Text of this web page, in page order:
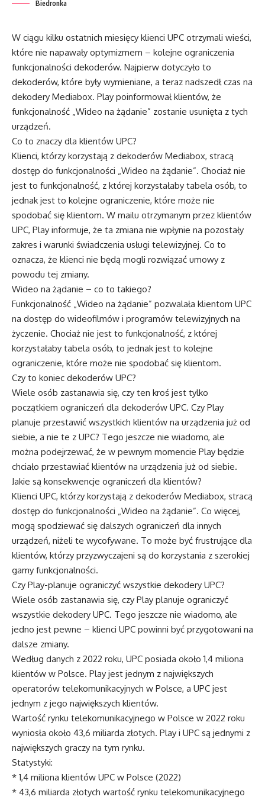
Biedronka
W ciągu kilku ostatnich miesięcy klienci UPC otrzymali wieści,
które nie napawały optymizmem – kolejne ograniczenia
funkcjonalności dekoderów. Najpierw dotyczyło to
dekoderów, które były wymieniane, a teraz nadszedł czas na
dekodery Mediabox. Play poinformował klientów, że
funkcjonalność „Wideo na żądanie” zostanie usunięta z tych
urządzeń.
Co to znaczy dla klientów UPC?
Klienci, którzy korzystają z dekoderów Mediabox, stracą
dostęp do funkcjonalności „Wideo na żądanie”. Chociaż nie
jest to funkcjonalność, z której korzystałaby tabela osób, to
jednak jest to kolejne ograniczenie, które może nie
spodobać się klientom. W mailu otrzymanym przez klientów
UPC, Play informuje, że ta zmiana nie wpłynie na pozostały
zakres i warunki świadczenia usługi telewizyjnej. Co to
oznacza, że klienci nie będą mogli rozwiązać umowy z
powodu tej zmiany.
Wideo na żądanie – co to takiego?
Funkcjonalność „Wideo na żądanie” pozwalała klientom UPC
na dostęp do wideofilmów i programów telewizyjnych na
życzenie. Chociaż nie jest to funkcjonalność, z której
korzystałaby tabela osób, to jednak jest to kolejne
ograniczenie, które może nie spodobać się klientom.
Czy to koniec dekoderów UPC?
Wiele osób zastanawia się, czy ten kroś jest tylko
początkiem ograniczeń dla dekoderów UPC. Czy Play
planuje przestawić wszystkich klientów na urządzenia już od
siebie, a nie te z UPC? Tego jeszcze nie wiadomo, ale
można podejrzewać, że w pewnym momencie Play będzie
chciało przestawiać klientów na urządzenia już od siebie.
Jakie są konsekwencje ograniczeń dla klientów?
Klienci UPC, którzy korzystają z dekoderów Mediabox, stracą
dostęp do funkcjonalności „Wideo na żądanie”. Co więcej,
mogą spodziewać się dalszych ograniczeń dla innych
urządzeń, niżeli te wycofywane. To może być frustrujące dla
klientów, którzy przyzwyczajeni są do korzystania z szerokiej
gamy funkcjonalności.
Czy Play-planuje ograniczyć wszystkie dekodery UPC?
Wiele osób zastanawia się, czy Play planuje ograniczyć
wszystkie dekodery UPC. Tego jeszcze nie wiadomo, ale
jedno jest pewne – klienci UPC powinni być przygotowani na
dalsze zmiany.
Według danych z 2022 roku, UPC posiada około 1,4 miliona
klientów w Polsce. Play jest jednym z największych
operatorów telekomunikacyjnych w Polsce, a UPC jest
jednym z jego największych klientów.
Wartość rynku telekomunikacyjnego w Polsce w 2022 roku
wyniosła około 43,6 miliarda złotych. Play i UPC są jednymi z
największych graczy na tym rynku.
Statystyki:
* 1,4 miliona klientów UPC w Polsce (2022)
* 43,6 miliarda złotych wartość rynku telekomunikacyjnego